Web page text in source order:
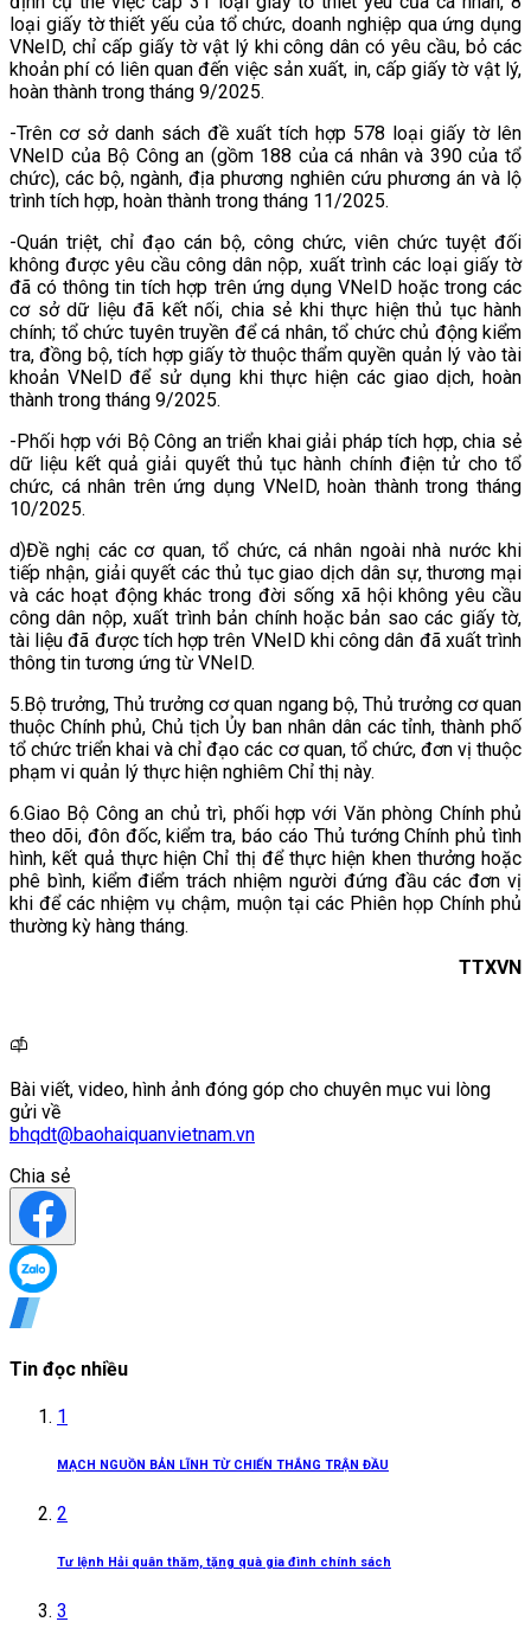
loại giấy tờ thiết yếu của tổ chức, doanh nghiệp qua ứng dụng
VNeID, chỉ cấp giấy tờ vật lý khi công dân có yêu cầu, bỏ các
khoản phí có liên quan đến việc sản xuất, in, cấp giấy tờ vật lý,
hoàn thành trong tháng 9/2025.
-Trên cơ sở danh sách đề xuất tích hợp 578 loại giấy tờ lên
VNeID của Bộ Công an (gồm 188 của cá nhân và 390 của tổ
chức), các bộ, ngành, địa phương nghiên cứu phương án và lộ
trình tích hợp, hoàn thành trong tháng 11/2025.
-Quán triệt, chỉ đạo cán bộ, công chức, viên chức tuyệt đối
không được yêu cầu công dân nộp, xuất trình các loại giấy tờ
đã có thông tin tích hợp trên ứng dụng VNeID hoặc trong các
cơ sở dữ liệu đã kết nối, chia sẻ khi thực hiện thủ tục hành
chính; tổ chức tuyên truyền để cá nhân, tổ chức chủ động kiểm
tra, đồng bộ, tích hợp giấy tờ thuộc thẩm quyền quản lý vào tài
khoản VNeID để sử dụng khi thực hiện các giao dịch, hoàn
thành trong tháng 9/2025.
-Phối hợp với Bộ Công an triển khai giải pháp tích hợp, chia sẻ
dữ liệu kết quả giải quyết thủ tục hành chính điện tử cho tổ
chức, cá nhân trên ứng dụng VNeID, hoàn thành trong tháng
10/2025.
d)Đề nghị các cơ quan, tổ chức, cá nhân ngoài nhà nước khi
tiếp nhận, giải quyết các thủ tục giao dịch dân sự, thương mại
và các hoạt động khác trong đời sống xã hội không yêu cầu
công dân nộp, xuất trình bản chính hoặc bản sao các giấy tờ,
tài liệu đã được tích hợp trên VNeID khi công dân đã xuất trình
thông tin tương ứng từ VNeID.
5.Bộ trưởng, Thủ trưởng cơ quan ngang bộ, Thủ trưởng cơ quan
thuộc Chính phủ, Chủ tịch Ủy ban nhân dân các tỉnh, thành phố
tổ chức triển khai và chỉ đạo các cơ quan, tổ chức, đơn vị thuộc
phạm vi quản lý thực hiện nghiêm Chỉ thị này.
6.Giao Bộ Công an chủ trì, phối hợp với Văn phòng Chính phủ
theo dõi, đôn đốc, kiểm tra, báo cáo Thủ tướng Chính phủ tình
hình, kết quả thực hiện Chỉ thị để thực hiện khen thưởng hoặc
phê bình, kiểm điểm trách nhiệm người đứng đầu các đơn vị
khi để các nhiệm vụ chậm, muộn tại các Phiên họp Chính phủ
thường kỳ hàng tháng.
TTXVN
Bài viết, video, hình ảnh đóng góp cho chuyên mục vui lòng
gửi về
bhqdt@baohaiquanvietnam.vn
Chia sẻ
Tin đọc nhiều
1
MẠCH NGUỒN BẢN LĨNH TỪ CHIẾN THẮNG TRẬN ĐẦU
2
Tư lệnh Hải quân thăm, tặng quà gia đình chính sách
3